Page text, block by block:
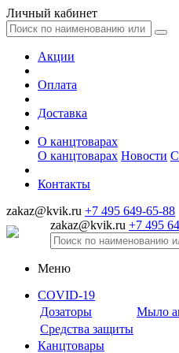
Личный кабинет
Акции
Оплата
Доставка
О канцтоварах
О канцтоварах Новости
Контакты
zakaz@kvik.ru +7 495 649-65-88
zakaz@kvik.ru +7 495
Меню
COVID-19
Дозаторы
Мыло
Средства защиты
Канцтовары